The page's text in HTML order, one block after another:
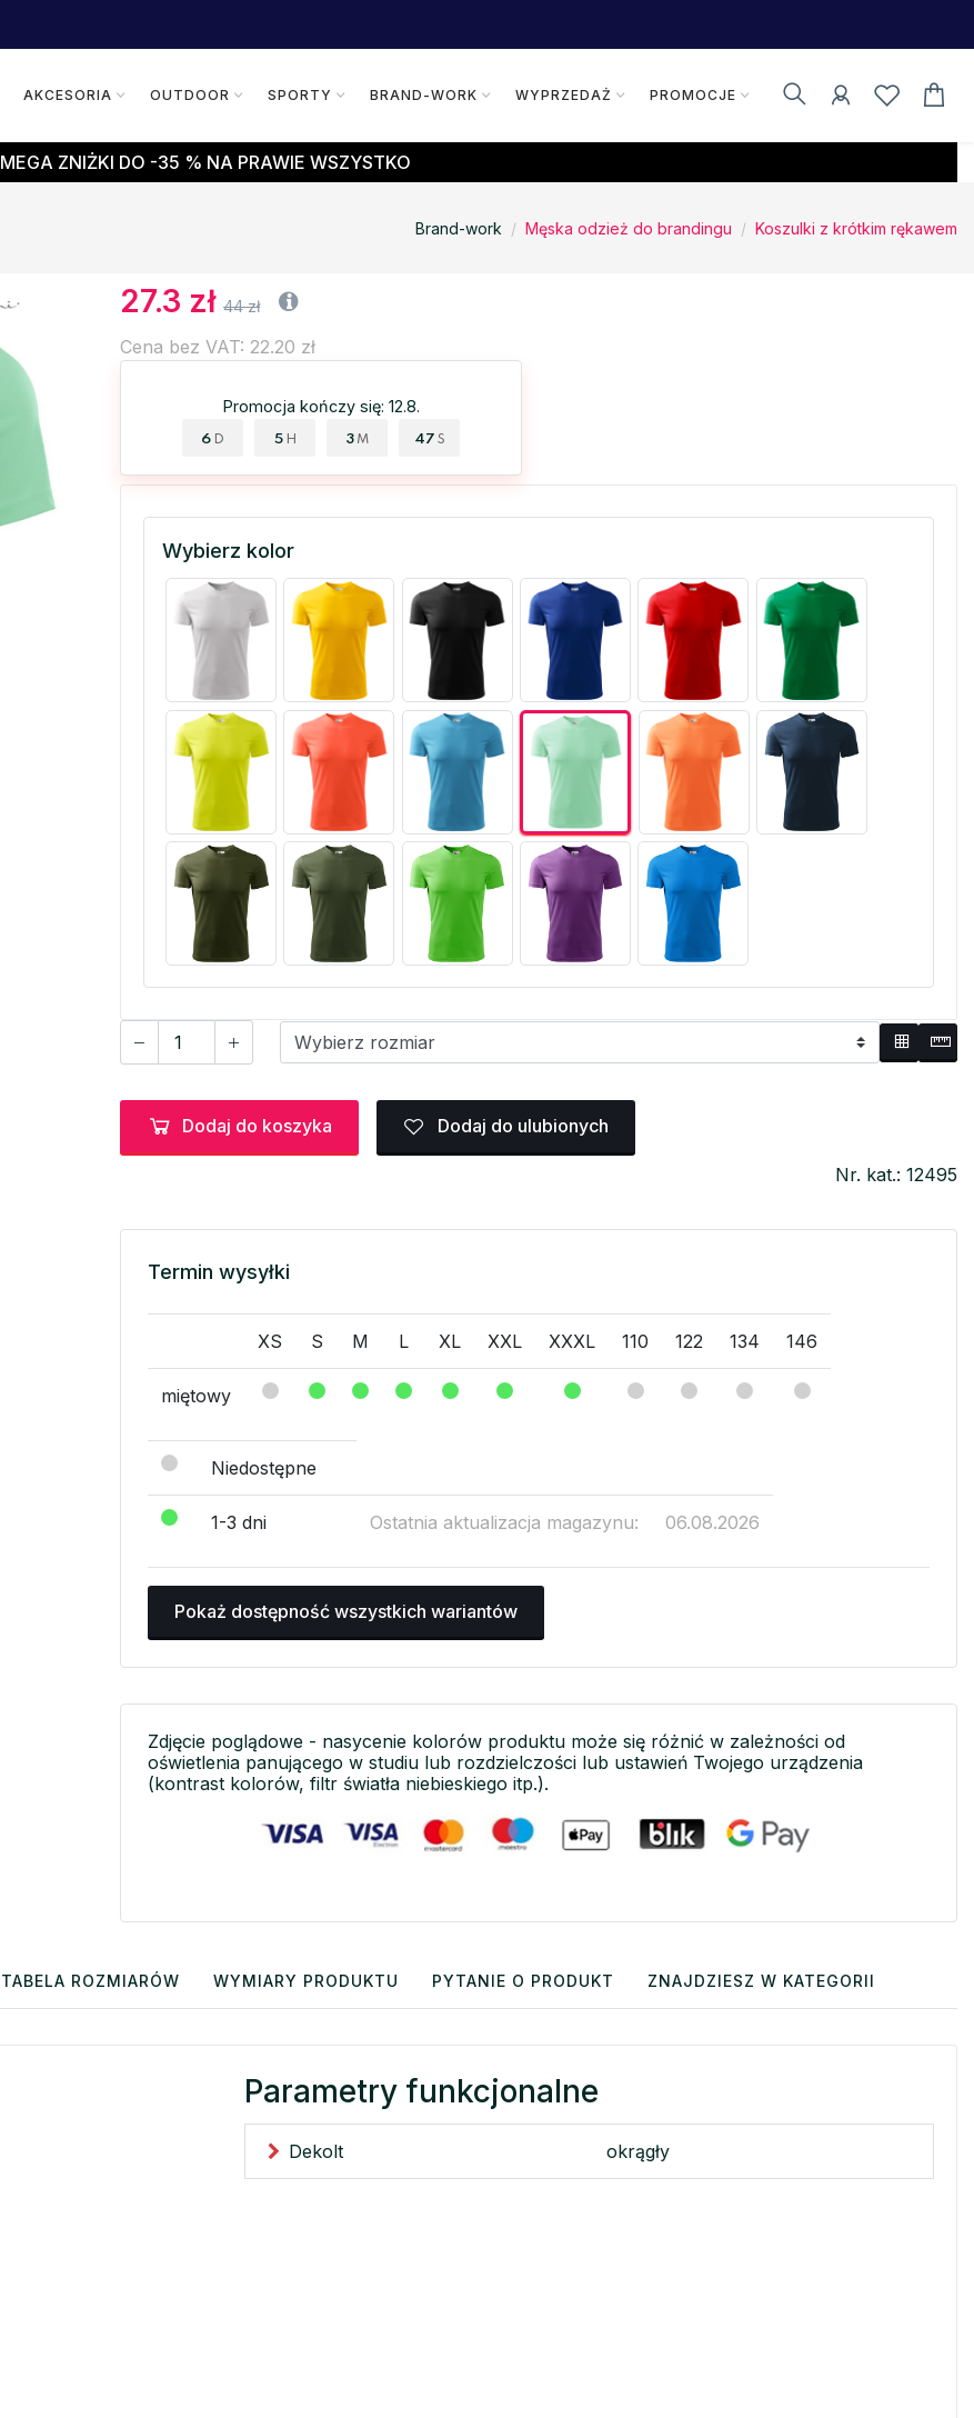
AKCESORIA OUTDOOR SPORTY BRAND-WORK WYPRZEDAŻ PROMOCJE
MEGA ZNIŻKI DO -35 % NA PRAWIE WSZYSTKO
Brand-work Męska odzież do brandingu Koszulki z krótkim rękawem
27.3 zł 44 zł
Cena bez VAT: 22.20 zł
Promocja kończy się: 12.8.
6 D 5 H 3 M 46 S
Wybierz kolor
Dodaj do koszyka Dodaj do ulubionych
Nr. kat.: 12495
Termin wysyłki
XS S M L XL XXL XXXL 110 122 134 146
miętowy
Niedostępne
1-3 dni Ostatnia aktualizacja magazynu: 06.08.2026
Pokaż dostępność wszystkich wariantów
Zdjęcie poglądowe - nasycenie kolorów produktu może się różnić w zależności od
oświetlenia panującego w studiu lub rozdzielczości lub ustawień Twojego urządzenia
(kontrast kolorów, filtr światła niebieskiego itp.).
TABELA ROZMIARÓW WYMIARY PRODUKTU PYTANIE O PRODUKT ZNAJDZIESZ W KATEGORII
Parametry funkcjonalne
Dekolt okrągły